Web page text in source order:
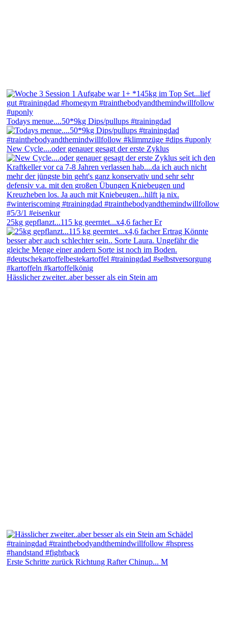
Todays menue....50*9kg Dips/pullups #trainingdad
New Cycle....oder genauer gesagt der erste Zyklus
25kg gepflanzt...115 kg geerntet...x4,6 facher Er
Hässlicher zweiter..aber besser als ein Stein am
Erste Schritte zurück Richtung Rafter Chinup... M